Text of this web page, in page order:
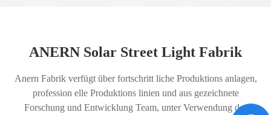
ANERN Solar Street Light Fabrik
Anern Fabrik verfügt über fortschritt liche Produktions anlagen,
profession elle Produktions linien und aus gezeichnete
Forschung und Entwicklung Team, unter Verwendung der